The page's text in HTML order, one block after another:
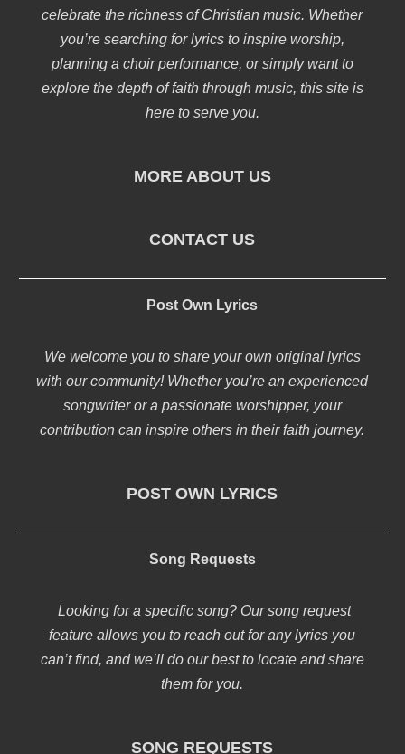
celebrate the richness of Christian music. Whether
you’re searching for lyrics to inspire worship,
planning a choir performance, or simply want to
explore the depth of faith through music, this site is
here to serve you.
MORE ABOUT US
CONTACT US
Post Own Lyrics
We welcome you to share your own original lyrics
with our community! Whether you’re an experienced
songwriter or a passionate worshipper, your
contribution can inspire others in their faith journey.
POST OWN LYRICS
Song Requests
Looking for a specific song? Our song request
feature allows you to reach out for any lyrics you
can’t find, and we’ll do our best to locate and share
them for you.
SONG REQUESTS